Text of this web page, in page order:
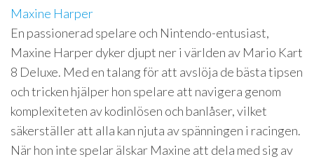
Maxine Harper
En passionerad spelare och Nintendo-entusiast,
Maxine Harper dyker djupt ner i världen av Mario Kart
8 Deluxe. Med en talang för att avslöja de bästa tipsen
och tricken hjälper hon spelare att navigera genom
komplexiteten av kodinlösen och banlåser, vilket
säkerställer att alla kan njuta av spänningen i racingen.
När hon inte spelar älskar Maxine att dela med sig av